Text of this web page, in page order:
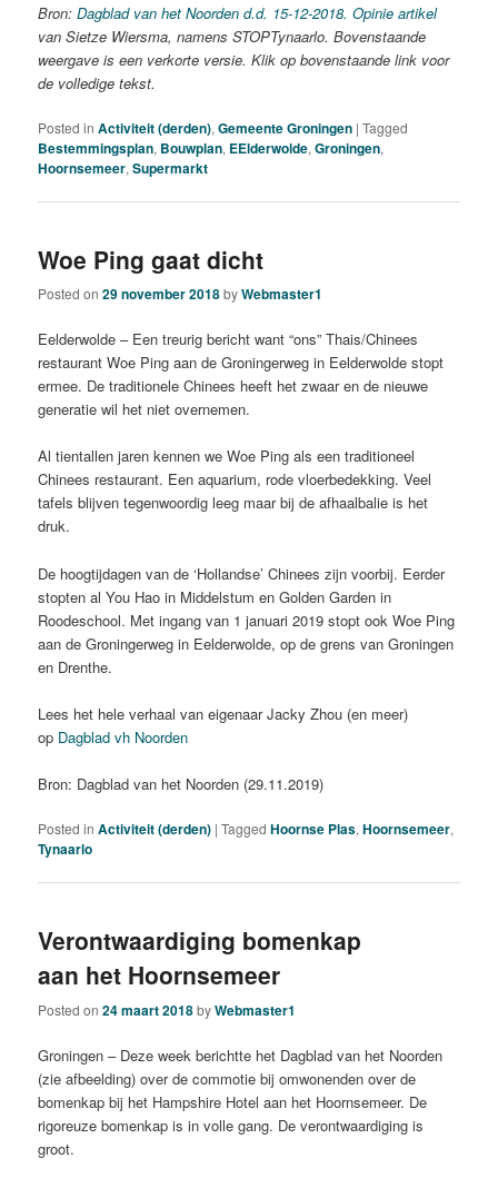
Bron:Dagblad van het Noorden d.d. 15-12-2018. Opinie artikel
van Sietze Wiersma, namens STOPTynaarlo. Bovenstaande
weergave is een verkorte versie. Klik op bovenstaande link voor
de volledige tekst.
Posted in Activiteit (derden),Gemeente Groningen |Tagged
Bestemmingsplan, Bouwplan, EElderwolde,Groningen,
Hoornsemeer,Supermarkt
Woe Ping gaat dicht
Posted on29 november 2018byWebmaster1
Eelderwolde – Een treurig bericht want “ons” Thais/Chinees
restaurant Woe Ping aan de Groningerweg in Eelderwolde stopt
ermee. De traditionele Chinees heeft het zwaar en de nieuwe
generatie wil het niet overnemen.
Al tientallen jaren kennen we Woe Ping als een traditioneel
Chinees restaurant. Een aquarium, rode vloerbedekking. Veel
tafels blijven tegenwoordig leeg maar bij de afhaalbalie is het
druk.
De hoogtijdagen van de ‘Hollandse’ Chinees zijn voorbij. Eerder
stopten al You Hao in Middelstum en Golden Garden in
Roodeschool. Met ingang van 1 januari 2019 stopt ook Woe Ping
aan de Groningerweg in Eelderwolde, op de grens van Groningen
en Drenthe.
Lees het hele verhaal van eigenaar Jacky Zhou (en meer)
op Dagblad vh Noorden
Bron: Dagblad van het Noorden (29.11.2019)
Posted in Activiteit (derden) |Tagged Hoornse Plas,Hoornsemeer,
Tynaarlo
Verontwaardiging bomenkap
aan het Hoornsemeer
Posted on24 maart 2018byWebmaster1
Groningen – Deze week berichtte het Dagblad van het Noorden
(zie afbeelding) over de commotie bij omwonenden over de
bomenkap bij het Hampshire Hotel aan het Hoornsemeer. De
rigoreuze bomenkap is in volle gang. De verontwaardiging is
groot.